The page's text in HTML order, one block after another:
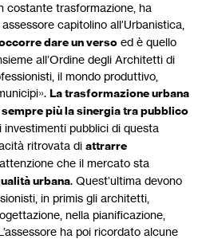
costante trasformazione, ha
, assessore capitolino all’Urbanistica,
dare un verso ed è quello
all’Ordine degli Architetti di
il mondo produttivo,
La trasformazione urbana
più la sinergia tra pubblico
investimenti pubblici di questa
ritrovata di attrarre
che il mercato sta
urbana. Quest’ultima devono
in primis gli architetti,
nella pianificazione,
ha poi ricordato alcune